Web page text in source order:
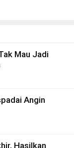
Mau Jadi
Angin
Hasilkan